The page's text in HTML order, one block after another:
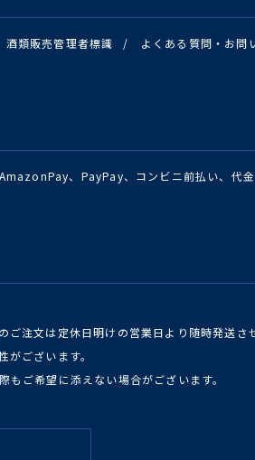
酒類販売管理者標識 / よくある質問・お問
、PayPay、コンビニ前払い、代
注文は定休日明けの営業日より随時発送さ
ございます。
ご希望に添えない場合がございます。